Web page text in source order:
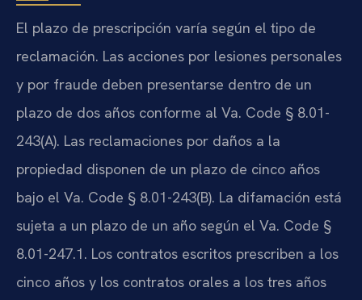
El plazo de prescripción varía según el tipo de
reclamación. Las acciones por lesiones personales
y por fraude deben presentarse dentro de un
plazo de dos años conforme al Va. Code § 8.01-
243(A). Las reclamaciones por daños a la
propiedad disponen de un plazo de cinco años
bajo el Va. Code § 8.01-243(B). La difamación está
sujeta a un plazo de un año según el Va. Code §
8.01-247.1. Los contratos escritos prescriben a los
cinco años y los contratos orales a los tres años